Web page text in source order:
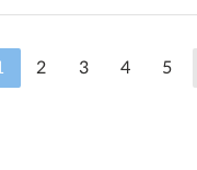
2 3 4 5